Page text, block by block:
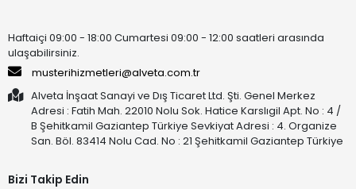
Haftaiçi 09:00 - 18:00 Cumartesi 09:00 - 12:00 saatleri arasında
ulaşabilirsiniz.
musterihizmetleri@alveta.com.tr
Alveta İnşaat Sanayi ve Dış Ticaret Ltd. Şti. Genel Merkez
Adresi : Fatih Mah. 22010 Nolu Sok. Hatice Karslıgil Apt. No : 4 /
B Şehitkamil Gaziantep Türkiye Sevkiyat Adresi : 4. Organize
San. Böl. 83414 Nolu Cad. No : 21 Şehitkamil Gaziantep Türkiye
Bizi Takip Edin